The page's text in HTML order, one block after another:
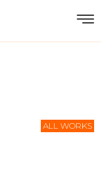
ALL WORKS